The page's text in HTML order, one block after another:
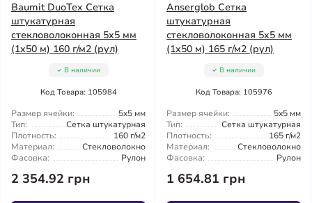
Baumit DuoTex Сетка
штукатурная
стекловолоконная 5x5 мм
(1x50 м) 160 г/м2 (рул)
В наличии
Код Товара: 105984
Размер ячейки:
5x5 мм
Тип:
Сетка штукатурная
Плотность:
160 г/м2
Материал:
Стекловолокно
Фасовка:
Рулон
2 354.92 грн
Anserglob Сетка
штукатурная
стекловолоконная 5x5 мм
(1x50 м) 165 г/м2 (рул)
В наличии
Код Товара: 105976
Размер ячейки:
5x5 мм
Тип:
Сетка штукатурная
Плотность:
165 г/м2
Материал:
Стекловолокно
Фасовка:
Рулон
1 654.81 грн